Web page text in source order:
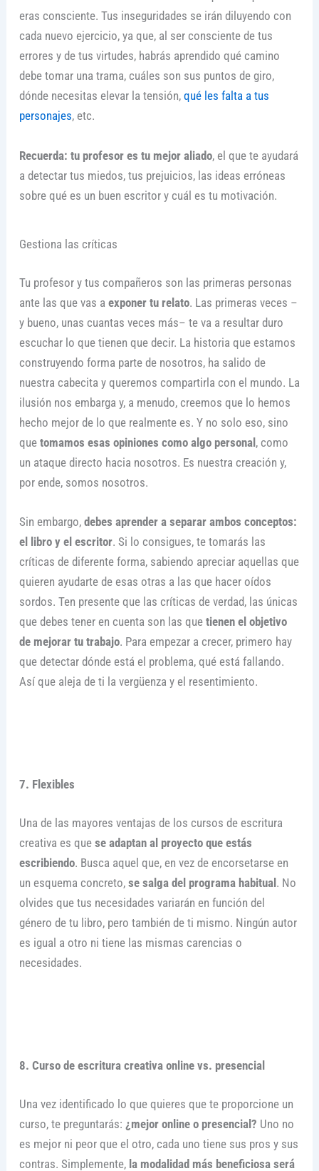
eras consciente. Tus inseguridades se irán diluyendo con
cada nuevo ejercicio, ya que, al ser consciente de tus
errores y de tus virtudes, habrás aprendido qué camino
debe tomar una trama, cuáles son sus puntos de giro,
dónde necesitas elevar la tensión, qué les falta a tus
personajes, etc.
Recuerda: tu profesor es tu mejor aliado, el que te ayudará
a detectar tus miedos, tus prejuicios, las ideas erróneas
sobre qué es un buen escritor y cuál es tu motivación.
Gestiona las críticas
Tu profesor y tus compañeros son las primeras personas
ante las que vas a exponer tu relato. Las primeras veces –
y bueno, unas cuantas veces más– te va a resultar duro
escuchar lo que tienen que decir. La historia que estamos
construyendo forma parte de nosotros, ha salido de
nuestra cabecita y queremos compartirla con el mundo. La
ilusión nos embarga y, a menudo, creemos que lo hemos
hecho mejor de lo que realmente es. Y no solo eso, sino
quetomamos esas opiniones como algo personal, como
un ataque directo hacia nosotros. Es nuestra creación y,
por ende, somos nosotros.
Sin embargo, debes aprender a separar ambos conceptos:
el libro y el escritor. Si lo consigues, te tomarás las
críticas de diferente forma, sabiendo apreciar aquellas que
quieren ayudarte de esas otras a las que hacer oídos
sordos. Ten presente que las críticas de verdad, las únicas
que debes tener en cuenta son las que tienen el objetivo
de mejorar tu trabajo. Para empezar a crecer, primero hay
que detectar dónde está el problema, qué está fallando.
Así que aleja de ti la vergüenza y el resentimiento.
7. Flexibles
Una de las mayores ventajas de los cursos de escritura
creativa es que se adaptan al proyecto que estás
escribiendo. Busca aquel que, en vez de encorsetarse en
un esquema concreto, se salga del programa habitual . No
olvides que tus necesidades variarán en función del
género de tu libro, pero también de ti mismo. Ningún autor
es igual a otro ni tiene las mismas carencias o
necesidades.
8. Curso de escritura creativa online vs. presencial
Una vez identificado lo que quieres que te proporcione un
curso, te preguntarás: ¿mejor online o presencial? Uno no
es mejor ni peor que el otro, cada uno tiene sus pros y sus
contras. Simplemente, la modalidad más beneficiosa será